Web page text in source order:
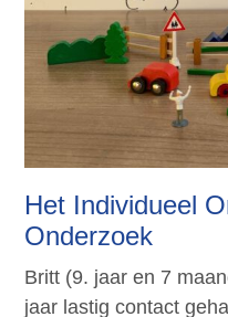
Het Individueel
Onderzoek
Britt (9. jaar en 7
jaar lastig contact